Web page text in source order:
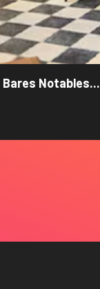
Bares Notables...